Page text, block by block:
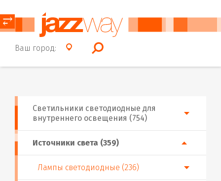
Ваш город:
⥂
Источники света (359)
Лампы светодиодные (236)
Светильники светодиодные для
внутреннего освещения (754)